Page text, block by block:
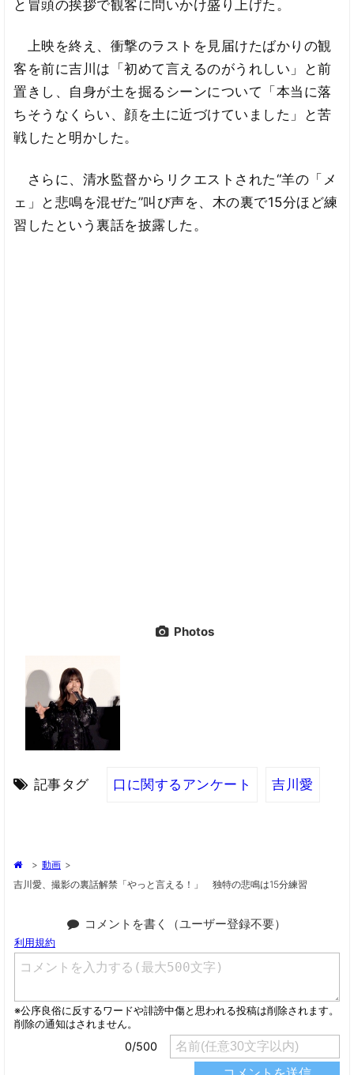
と冒頭の挨拶で観客に問いかけ盛り上げた。
上映を終え、衝撃のラストを見届けたばかりの観
客を前に吉川は「初めて言えるのがうれしい」と前
置きし、自身が土を掘るシーンについて「本当に落
ちそうなくらい、顔を土に近づけていました」と苦
戦したと明かした。
さらに、清水監督からリクエストされた“羊の「メ
ェ」と悲鳴を混ぜた”叫び声を、木の裏で15分ほど練
習したという裏話を披露した。
Photos
記事タグ 口に関するアンケート 吉川愛
> 動画 >
吉川愛、撮影の裏話解禁「やっと言える！」 独特の悲鳴は15分練習
コメントを書く（ユーザー登録不要）